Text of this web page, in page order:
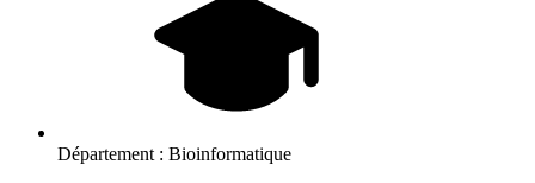
Département : Bioinformatique